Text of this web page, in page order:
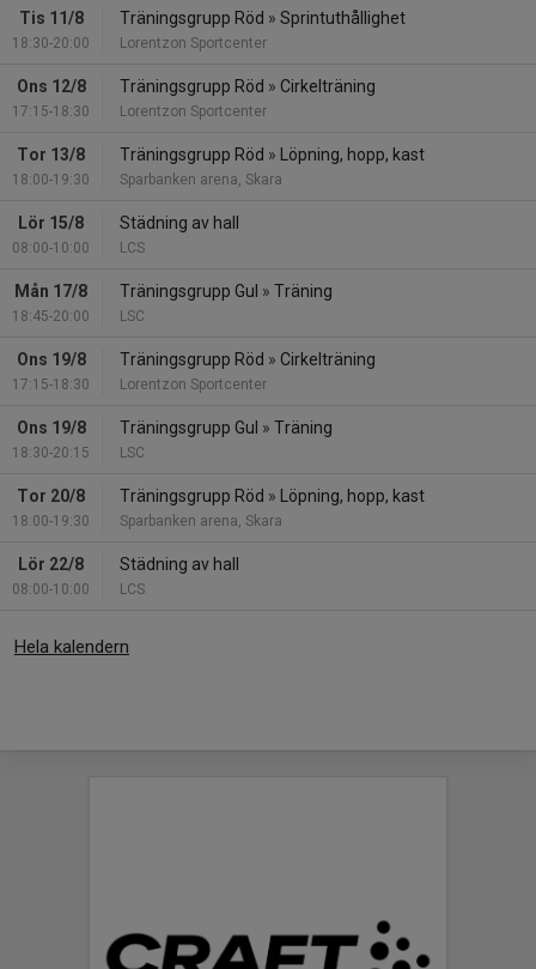
Tis 11/8
18:30-20:00
Träningsgrupp Röd » Sprintuthållighet
Lorentzon Sportcenter
Ons 12/8
17:15-18:30
Träningsgrupp Röd » Cirkelträning
Lorentzon Sportcenter
Tor 13/8
18:00-19:30
Träningsgrupp Röd » Löpning, hopp, kast
Sparbanken arena, Skara
Lör 15/8
08:00-10:00
Städning av hall
LCS
Mån 17/8
18:45-20:00
Träningsgrupp Gul » Träning
LSC
Ons 19/8
17:15-18:30
Träningsgrupp Röd » Cirkelträning
Lorentzon Sportcenter
Ons 19/8
18:30-20:15
Träningsgrupp Gul » Träning
LSC
Tor 20/8
18:00-19:30
Träningsgrupp Röd » Löpning, hopp, kast
Sparbanken arena, Skara
Lör 22/8
08:00-10:00
Städning av hall
LCS
Hela kalendern